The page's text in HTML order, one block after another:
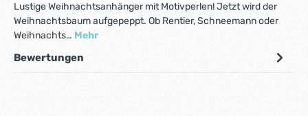
Lustige Weihnachtsanhänger mit Motivperlen! Jetzt wird der
Weihnachtsbaum aufgepeppt. Ob Rentier, Schneemann oder
Weihnachts… Mehr
Bewertungen